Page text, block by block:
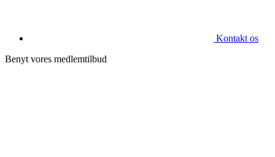
Kontakt os
Benyt vores medlemtilbud